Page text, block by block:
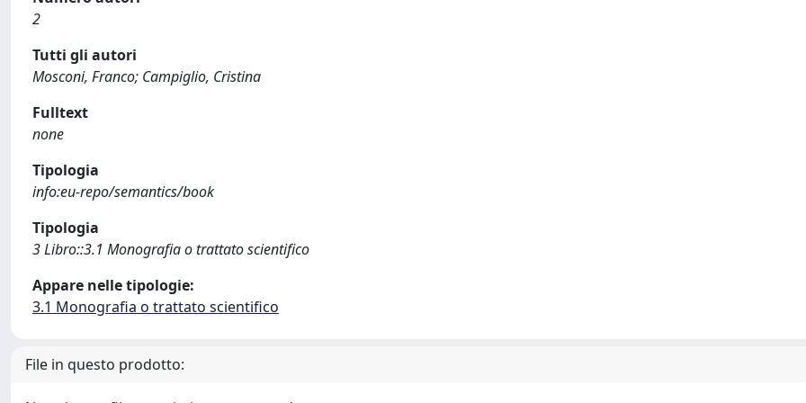
2
Tutti gli autori
Mosconi, Franco; Campiglio, Cristina
Fulltext
none
Tipologia
info:eu-repo/semantics/book
Tipologia
3 Libro::3.1 Monografia o trattato scientifico
Appare nelle tipologie:
3.1 Monografia o trattato scientifico
File in questo prodotto: